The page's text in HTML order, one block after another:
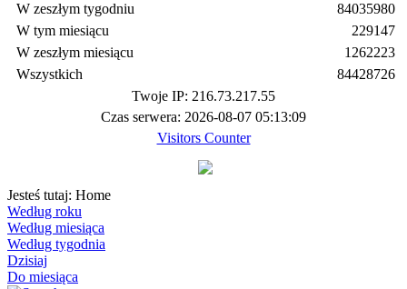
W zeszłym tygodniu
W tym miesiącu
W zeszłym miesiącu
Wszystkich
84035980
229147
1262223
84428726
Twoje IP: 216.73.217.55
Czas serwera: 2026-08-07 05:13:09
Visitors Counter
Jesteś tutaj: Home
Według roku
Według miesiąca
Według tygodnia
Dzisiaj
Do miesiąca